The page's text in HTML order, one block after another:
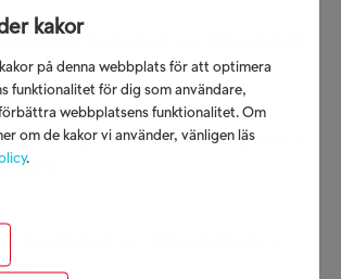
kakor
på denna webbplats för att optimera
funktionalitet för dig som användare,
webbplatsens funktionalitet. Om
om de kakor vi använder, vänligen läs
.
Celie SparremotJonas von Essen